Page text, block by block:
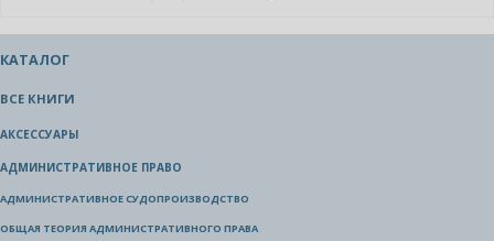
КАТАЛОГ
ВСЕ КНИГИ
АКСЕССУАРЫ
АДМИНИСТРАТИВНОЕ ПРАВО
АДМИНИСТРАТИВНОЕ СУДОПРОИЗВОДСТВО
ОБЩАЯ ТЕОРИЯ АДМИНИСТРАТИВНОГО ПРАВА